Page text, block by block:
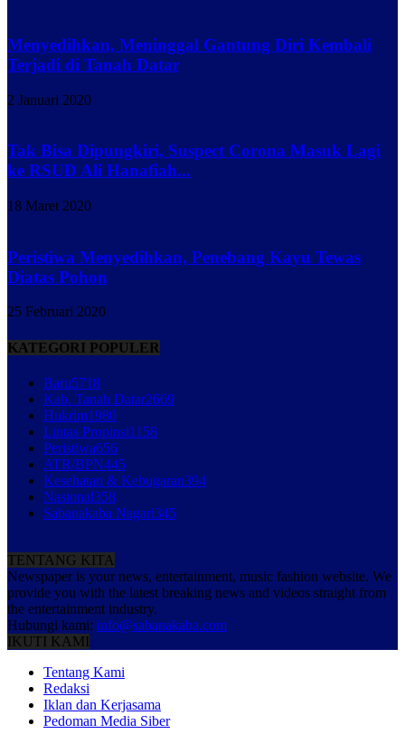
Menyedihkan, Meninggal Gantung Diri Kembali
Terjadi di Tanah Datar
2 Januari 2020
Tak Bisa Dipungkiri, Suspect Corona Masuk Lagi
ke RSUD Ali Hanafiah...
18 Maret 2020
Peristiwa Menyedihkan, Penebang Kayu Tewas
Diatas Pohon
25 Februari 2020
KATEGORI POPULER
Baru5718
Kab. Tanah Datar2669
Hukrim1980
Lintas Propinsi1158
Peristiwa656
ATR/BPN445
Kesehatan & Kebugaran394
Nasional358
Sabanakaba Nagari345
TENTANG KITA
Newspaper is your news, entertainment, music fashion website. We
provide you with the latest breaking news and videos straight from
the entertainment industry.
Hubungi kami: info@sabanakaba.com
IKUTI KAMI
Tentang Kami
Redaksi
Iklan dan Kerjasama
Pedoman Media Siber